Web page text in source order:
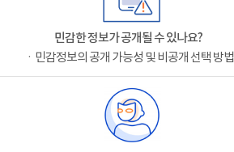
민감한 정보가 공개될 수 있나요?
ㆍ민감정보의 공개 가능성 및 비공개 선택 방법